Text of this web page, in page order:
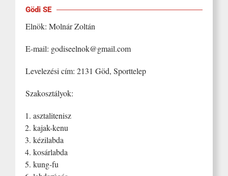
Gödi SE
Elnök: Molnár Zoltán
E-mail: godiseelnok@gmail.com
Levelezési cím: 2131 Göd, Sporttelep
Szakosztályok:
asztalitenisz
kajak-kenu
kézilabda
kosárlabda
kung-fu